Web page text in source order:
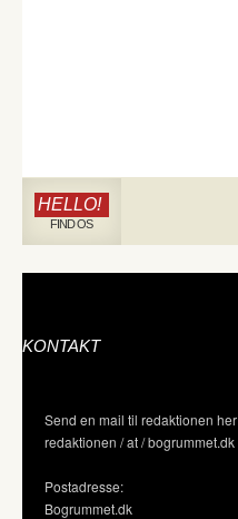
HELLO!
FIND OS
KONTAKT
Send en mail til redaktionen her
redaktionen / at / bogrummet.dk
Postadresse:
Bogrummet.dk